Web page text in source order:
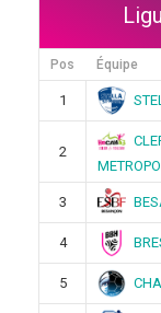
Pos Équipe
1
2
3
4
5